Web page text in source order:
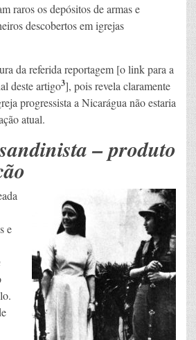
raros os depósitos de armas e
descobertos em igrejas
da referida reportagem [o link para a
deste artigo3], pois revela claramente
progressista a Nicarágua não estaria
atual.
– produto
e